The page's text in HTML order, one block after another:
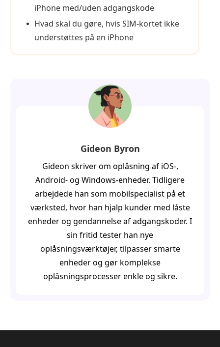
iPhone med/uden adgangskode
Hvad skal du gøre, hvis SIM-kortet ikke
understøttes på en iPhone
Gideon Byron
Gideon skriver om oplåsning af iOS-,
Android- og Windows-enheder. Tidligere
arbejdede han som mobilspecialist på et
værksted, hvor han hjalp kunder med låste
enheder og gendannelse af adgangskoder. I
sin fritid tester han nye
oplåsningsværktøjer, tilpasser smarte
enheder og gør komplekse
oplåsningsprocesser enkle og sikre.